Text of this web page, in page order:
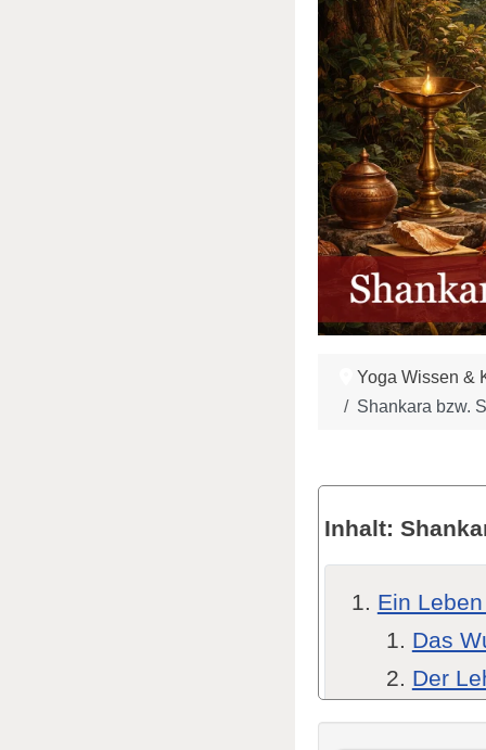
Yoga Wissen &
Shankara bzw.
Inhalt:
Ein
Das
Der